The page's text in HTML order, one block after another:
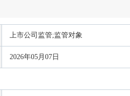
上市公司监管;监管对象
2026年05月07日